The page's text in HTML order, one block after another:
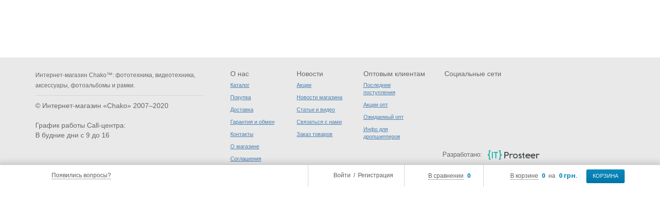
Появились вопросы? В корзине 0 на 0 грн. КОРЗИНА
В сравнении 0
Войти / Регистрация
Интернет-магазин Chako™: фототехника, видеотехника,
аксессуары, фотоальбомы и рамки.
© Интернет-магазин «Chako» 2007–2020
График работы Call-центра:
В будние дни с 9 до 16
О нас
Каталог
Покупка
Доставка
Гарантия и обмен
Контакты
О магазине
Соглашения
пользователя
Новости
Акции
Новости магазина
Статьи и видео
Связаться с нами
Заказ товаров
Оптовым клиентам
Последние
поступления
Акции опт
Ожидаемый опт
Инфо для
дропшипперов
Социальные сети
Разработано: